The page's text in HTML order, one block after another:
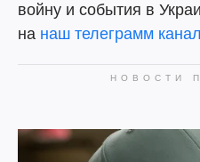
войну и события в
на наш телеграмм